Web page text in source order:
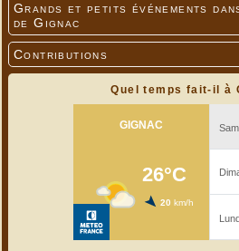
Grands et petits événements
de Gignac
Contributions
Quel temps fait-il